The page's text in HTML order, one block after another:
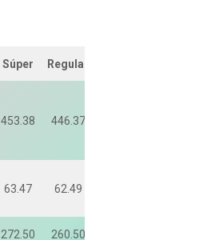
Súper Regular
453.38 446.37
63.47 62.49
272.50 260.50